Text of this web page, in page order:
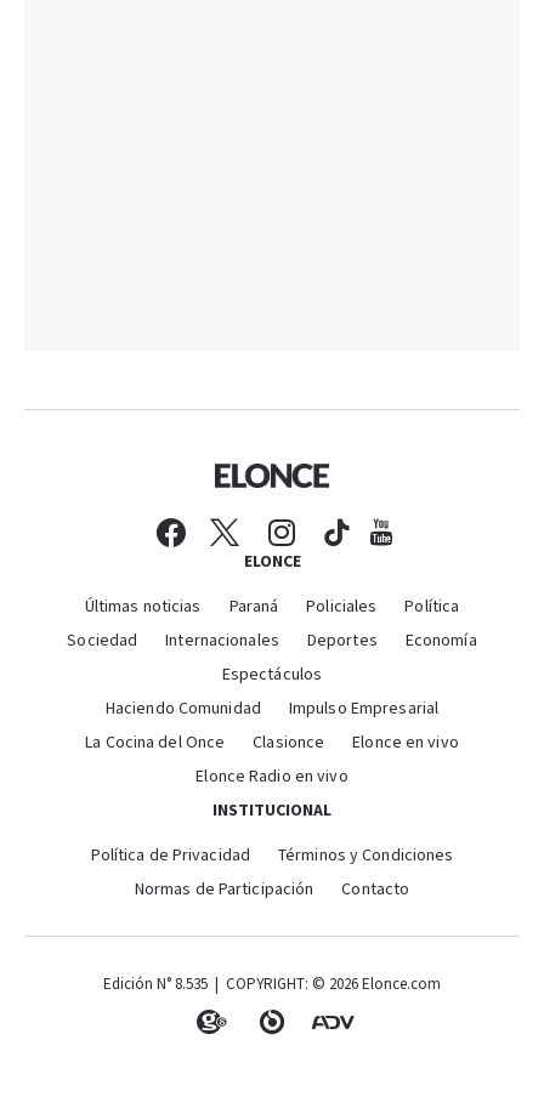
ELONCE
Últimas noticias Paraná Policiales
Política
Sociedad
Internacionales Deportes
Economía
Espectáculos
Haciendo Comunidad
Impulso Empresarial
La Cocina del Once
Clasionce
Elonce en vivo
Elonce Radio en vivo
INSTITUCIONAL
Política de Privacidad
Términos y Condiciones
Normas de Participación
Contacto
Edición N° 8.535 | COPYRIGHT: © 2026 Elonce.com